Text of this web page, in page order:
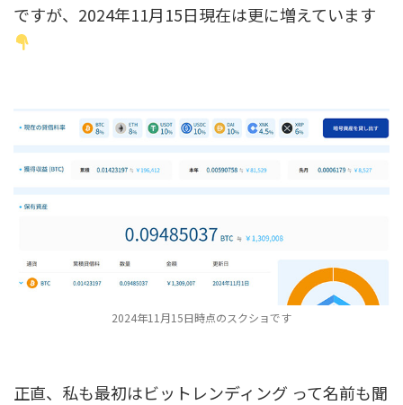
ですが、2024年11月15日現在は更に増えています
2024年11月15日時点のスクショです
正直、私も最初はビットレンディング って名前も聞